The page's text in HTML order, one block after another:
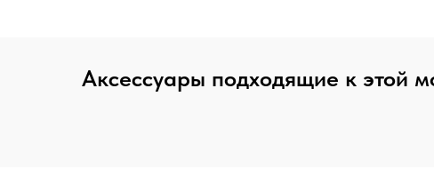
Аксессуары подходящие к этой